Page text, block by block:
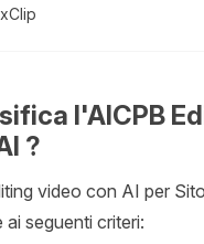
l'AICPB
?
video con AI per
seguenti criteri: